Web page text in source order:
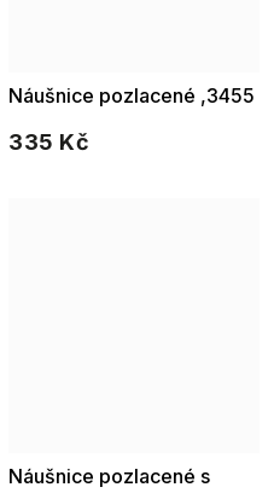
Náušnice pozlacené ,3455
335 Kč
Náušnice pozlacené s